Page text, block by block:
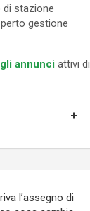
di stazione
gestione
annunci attivi di
l’assegno di